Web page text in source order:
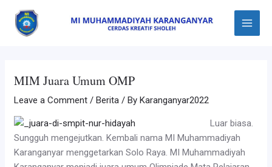
content
Main
Menu
MIM Juara Umum OMP
Leave a Comment /Berita / ByKaranganyar2022
Luar biasa.
Sungguh mengejutkan. Kembali nama MI Muhammadiyah
Karanganyar menggetarkan Solo Raya. MI Muhammadiyah
navigation